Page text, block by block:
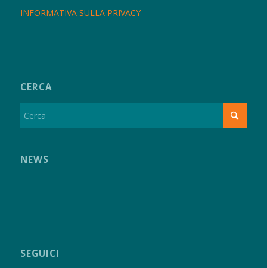
INFORMATIVA SULLA PRIVACY
CERCA
NEWS
SEGUICI